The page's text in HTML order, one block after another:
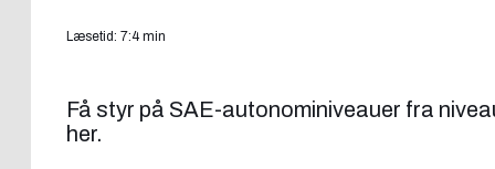
Læsetid: 7:4 min
Få styr på SAE-autonominiveauer fra
her.